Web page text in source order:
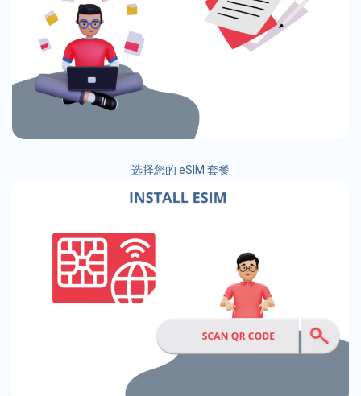
选择您的 eSIM 套餐